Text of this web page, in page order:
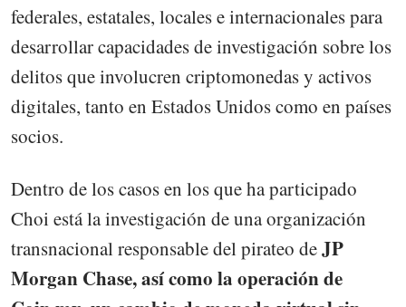
federales, estatales, locales e internacionales para
desarrollar capacidades de investigación sobre los
delitos que involucren criptomonedas y activos
digitales, tanto en Estados Unidos como en países
socios.
Dentro de los casos en los que ha participado
Choi está la investigación de una organización
transnacional responsable del pirateo deJP
Morgan Chase, así como la operación de